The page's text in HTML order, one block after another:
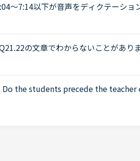
～7:14以下が音声をディクテーショ
のトピック自体をスルーしてくださ
の文章でわからないことがあり
try to tell banks and credit card
Do the students precede the
don't precede the teacher out